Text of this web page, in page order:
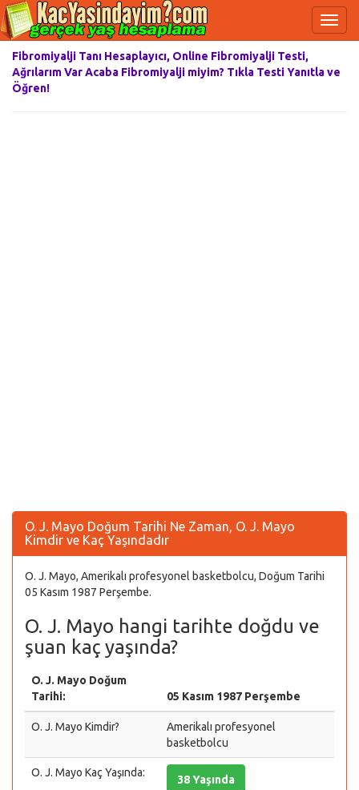
Fibromiyalji Tanı Hesaplayıcı, Online Fibromiyalji Testi,
Ağrılarım Var Acaba Fibromiyalji miyim? Tıkla Testi Yanıtla ve
Öğren!
O. J. Mayo Doğum Tarihi Ne Zaman, O. J. Mayo
Kimdir ve Kaç Yaşındadır
O. J. Mayo, Amerikalı profesyonel basketbolcu, Doğum Tarihi
05 Kasım 1987 Perşembe.
O. J. Mayo hangi tarihte doğdu ve
şuan kaç yaşında?
O. J. Mayo Doğum
Tarihi:
05 Kasım 1987 Perşembe
O. J. Mayo Kimdir?
Amerikalı profesyonel
basketbolcu
O. J. Mayo Kaç Yaşında:
38 Yaşında